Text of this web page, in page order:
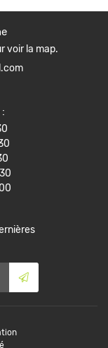
Inscription
voir la map.